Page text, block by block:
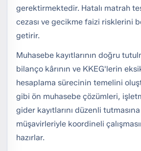
gerektirmektedir. Hatalı matrah
cezası ve gecikme faizi risklerini
getirir.
Muhasebe kayıtlarının doğru
bilanço kârının ve KKEG'lerin
hesaplama sürecinin temelini
gibi ön muhasebe çözümleri,
gider kayıtlarını düzenli
müşavirleriyle koordineli
hazırlar.